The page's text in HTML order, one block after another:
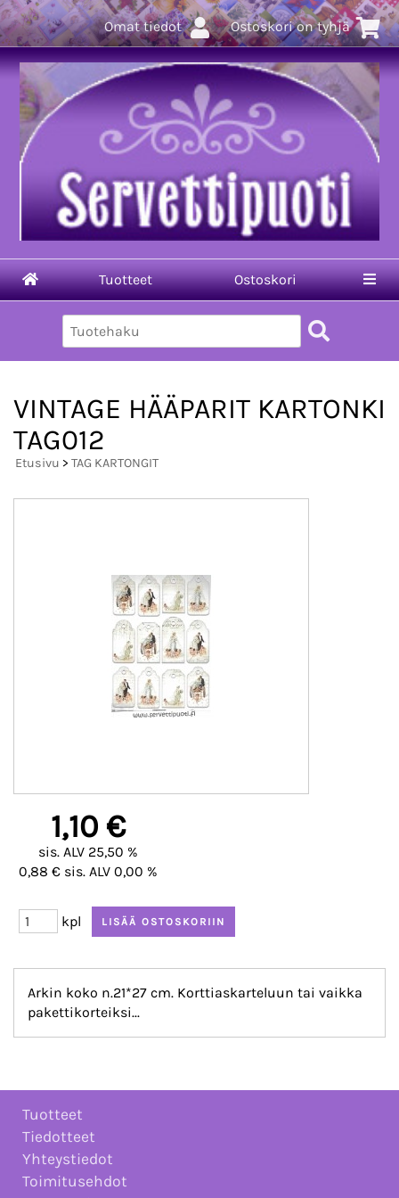
Omat tiedot Ostoskori on tyhjä
Tuotteet Ostoskori
VINTAGE HÄÄPARIT KARTONKI
TAG012
Etusivu > TAG KARTONGIT
1,10 €
sis. ALV 25,50 %
0,88 € sis. ALV 0,00 %
kpl
Arkin koko n.21*27 cm. Korttiaskarteluun tai vaikka
pakettikorteiksi...
Tuotteet
Tiedotteet
Yhteystiedot
Toimitusehdot